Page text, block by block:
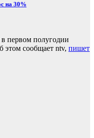
на 30%
первом полугодии
этом сообщает ntv, пишет